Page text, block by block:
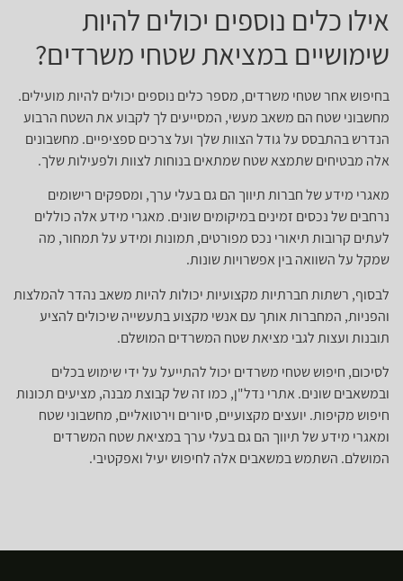
אילו כלים נוספים יכולים להיות
שימושיים במציאת שטחי משרדים?
בחיפוש אחר שטחי משרדים, מספר כלים נוספים יכולים להיות מועילים.
מחשבוני שטח הם משאב מעשי, המסייעים לך לקבוע את השטח הרבוע
הנדרש בהתבסס על גודל הצוות שלך ועל צרכים ספציפיים. מחשבונים
אלה מבטיחים שתמצא שטח שמתאים בנוחות לצוות ולפעילות שלך.
מאגרי מידע של חברות תיווך הם גם בעלי ערך, ומספקים רישומים
נרחבים של נכסים זמינים במיקומים שונים. מאגרי מידע אלה כוללים
לעתים קרובות תיאורי נכס מפורטים, תמונות ומידע על תמחור, מה
שמקל על השוואה בין אפשרויות שונות.
לבסוף, רשתות חברתיות מקצועיות יכולות להיות משאב נהדר להמלצות
והפניות, המחברות אותך עם אנשי מקצוע בתעשייה שיכולים להציע
תובנות ועצות לגבי מציאת שטח המשרדים המושלם.
לסיכום, חיפוש שטחי משרדים יכול להתייעל על ידי שימוש בכלים
ובמשאבים שונים. אתרי נדל"ן, כמו זה של קבוצת מבנה, מציעים תכונות
חיפוש מקיפות. יועצים מקצועיים, סיורים וירטואליים, מחשבוני שטח
ומאגרי מידע של תיווך הם גם בעלי ערך במציאת שטח המשרדים
המושלם. השתמש במשאבים אלה לחיפוש יעיל ואפקטיבי.